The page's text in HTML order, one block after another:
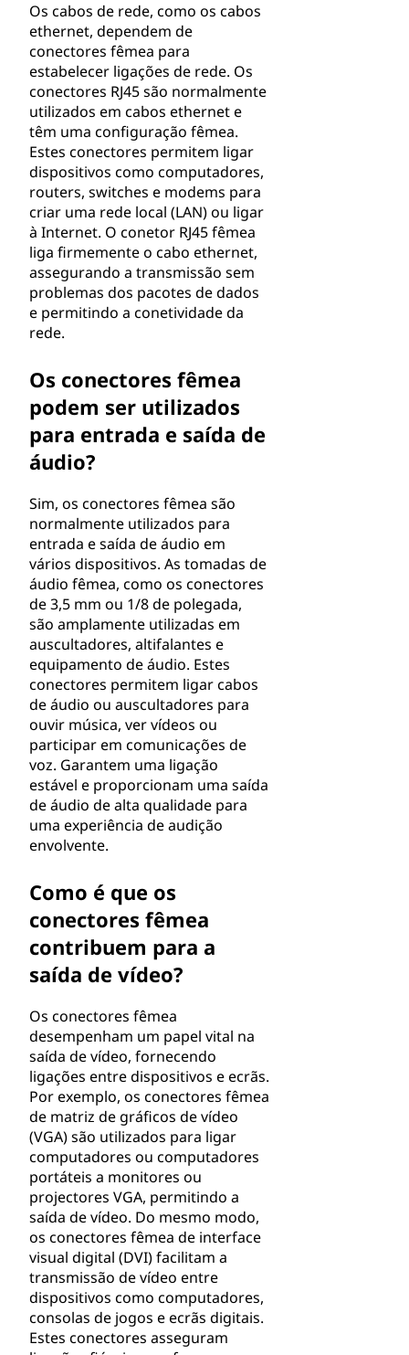
Os cabos de rede, como os cabos
ethernet, dependem de
conectores fêmea para
estabelecer ligações de rede. Os
conectores RJ45 são normalmente
utilizados em cabos ethernet e
têm uma configuração fêmea.
Estes conectores permitem ligar
dispositivos como computadores,
routers, switches e modems para
criar uma rede local (LAN) ou ligar
à Internet. O conetor RJ45 fêmea
liga firmemente o cabo ethernet,
assegurando a transmissão sem
problemas dos pacotes de dados
e permitindo a conetividade da
rede.
Os conectores fêmea
podem ser utilizados
para entrada e saída de
áudio?
Sim, os conectores fêmea são
normalmente utilizados para
entrada e saída de áudio em
vários dispositivos. As tomadas de
áudio fêmea, como os conectores
de 3,5 mm ou 1/8 de polegada,
são amplamente utilizadas em
auscultadores, altifalantes e
equipamento de áudio. Estes
conectores permitem ligar cabos
de áudio ou auscultadores para
ouvir música, ver vídeos ou
participar em comunicações de
voz. Garantem uma ligação
estável e proporcionam uma saída
de áudio de alta qualidade para
uma experiência de audição
envolvente.
Como é que os
conectores fêmea
contribuem para a
saída de vídeo?
Os conectores fêmea
desempenham um papel vital na
saída de vídeo, fornecendo
ligações entre dispositivos e ecrãs.
Por exemplo, os conectores fêmea
de matriz de gráficos de vídeo
(VGA) são utilizados para ligar
computadores ou computadores
portáteis a monitores ou
projectores VGA, permitindo a
saída de vídeo. Do mesmo modo,
os conectores fêmea de interface
visual digital (DVI) facilitam a
transmissão de vídeo entre
dispositivos como computadores,
consolas de jogos e ecrãs digitais.
Estes conectores asseguram